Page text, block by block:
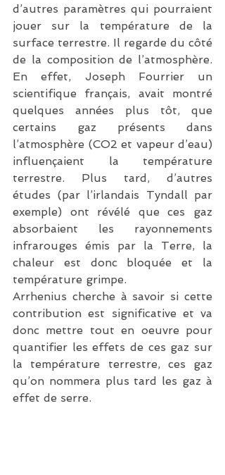
d’autres paramètres qui pourraient
jouer sur la température de la
surface terrestre. Il regarde du côté
de la composition de l’atmosphère.
En effet, Joseph Fourrier un
scientifique français, avait montré
quelques années plus tôt, que
certains gaz présents dans
l’atmosphère (CO2 et vapeur d’eau)
influençaient la température
terrestre. Plus tard, d’autres
études (par l’irlandais Tyndall par
exemple) ont révélé que ces gaz
absorbaient les rayonnements
infrarouges émis par la Terre, la
chaleur est donc bloquée et la
température grimpe.
Arrhenius cherche à savoir si cette
contribution est significative et va
donc mettre tout en oeuvre pour
quantifier les effets de ces gaz sur
la température terrestre, ces gaz
qu’on nommera plus tard les gaz à
effet de serre.